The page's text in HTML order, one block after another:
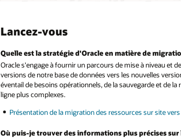
Lancez-vous
Quelle est la stratégie d'Oracle en matière de
Oracle s'engage à fournir un parcours de mise à niveau et
versions de notre base de données vers les nouvelles
éventail de besoins opérationnels, de la sauvegarde et de
ligne plus complexes.
Présentation de la migration des ressources sur site
Où puis-je trouver des informations plus précises sur